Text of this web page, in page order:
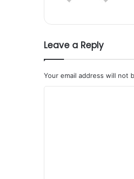
Leave a Reply
Your email address will not